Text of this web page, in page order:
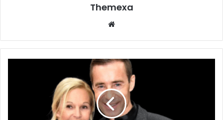
Themexa
beeindruckende
Erfolgsgeschichte